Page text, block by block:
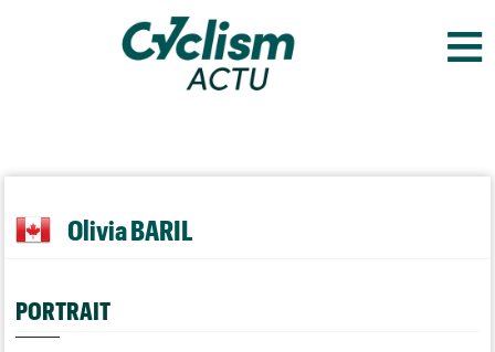
≡
Olivia BARIL
PORTRAIT